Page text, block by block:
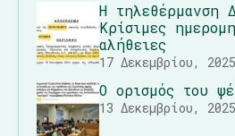
Η τηλεθέρμανση
Κρίσιμες
αλήθειες
17 Δεκεμβρίου, 2025
Ο ορισμός του
13 Δεκεμβρίου, 2025